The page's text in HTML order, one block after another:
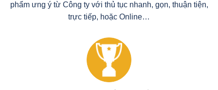
phẩm ưng ý từ Công ty với thủ tục nhanh, gọn, thuận tiện,
trực tiếp, hoặc Online…